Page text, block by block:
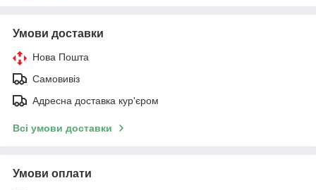
Умови доставки
Нова Пошта
Самовивіз
Адресна доставка кур'єром
Всі умови доставки
Умови оплати